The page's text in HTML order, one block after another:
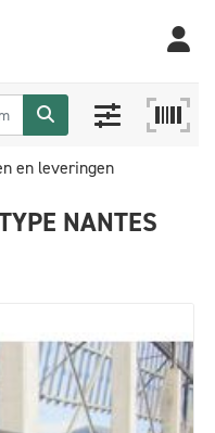
en leveringen
NANTES